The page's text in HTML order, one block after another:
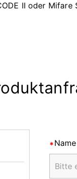
II oder Mifare
Name